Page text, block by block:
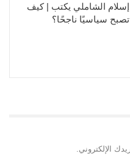
إسلام الشاملي يكتب | كيف
تصبح سياسيًا ناجحًا؟
الإلكتروني.